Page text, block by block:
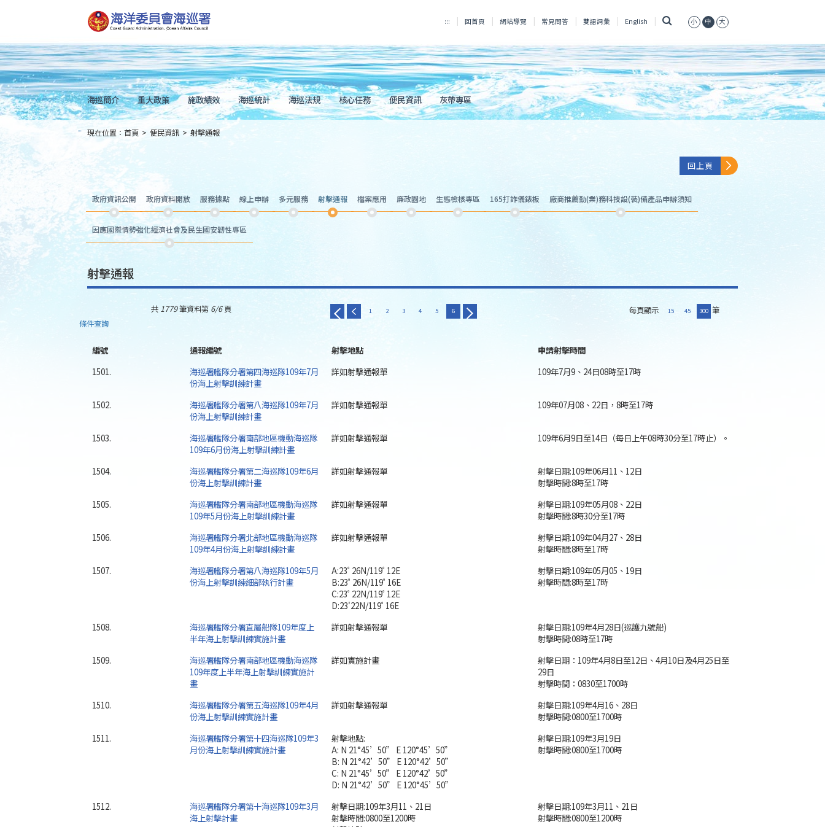
到
主
內
容
Skip
to
main
content
::: 回首頁 網站導覽 常見問答 雙語詞彙 English 小 中 大
海巡簡介 重大政策 施政績效 海巡統計 海巡法規 核心任務 便民資訊 灰帶專區
::: 現在位置： 首頁 > 便民資訊 > 射擊通報
回上頁
政府資訊公開 政府資料開放 服務據點 線上申辦 多元服務 射擊通報 檔案應用 廉政園地 生態檢核專區 165打詐儀錶板 廠商推薦勤(業)務科技設(裝)備產品申辦須知
因應國際情勢強化經濟社會及民生國安韌性專區
射擊通報
共 1779筆資料第 6/6頁 1 2 3 4 5 6 每頁顯示 15 45 300 筆
條件查詢
編號 通報編號 射擊地點
申請射擊時間
1501.
海巡署艦隊分署第四海巡隊109年7月
份海上射擊訓練計畫
詳如射擊通報單 109年7月9、24日08時至17時
1502.
海巡署艦隊分署第八海巡隊109年7月
份海上射擊訓練計畫
詳如射擊通報單 109年07月08、22日，8時至17時
1503.
海巡署艦隊分署南部地區機動海巡隊
109年6月份海上射擊訓練計畫
詳如射擊通報單 109年6月9日至14日（每日上午08時30分至17時止）。
1504.
海巡署艦隊分署第二海巡隊109年6月
份海上射擊訓練計畫
詳如射擊通報單
射擊日期:109年06月11、12日
射擊時間:8時至17時
1505.
海巡署艦隊分署南部地區機動海巡隊
109年5月份海上射擊訓練計畫
詳如射擊通報單
射擊日期:109年05月08、22日
射擊時間:8時30分至17時
1506.
海巡署艦隊分署北部地區機動海巡隊
109年4月份海上射擊訓練計畫
詳如射擊通報單
射擊日期:109年04月27、28日
射擊時間:8時至17時
1507.
海巡署艦隊分署第八海巡隊109年5月
份海上射擊訓練細部執行計畫
A:23ﾟ26N/119ﾟ12E
B:23ﾟ26N/119ﾟ16E
C:23ﾟ22N/119ﾟ12E
D:23'22N/119ﾟ16E
射擊日期:109年05月05、19日
射擊時間:8時至17時
1508.
海巡署艦隊分署直屬船隊109年度上
半年海上射擊訓練實施計畫
詳如射擊通報單
射擊日期:109年4月28日(巡護九號船)
射擊時間:08時至17時
1509.
海巡署艦隊分署南部地區機動海巡隊
109年度上半年海上射擊訓練實施計
畫
詳如實施計畫
射擊日期：109年4月8日至12日、4月10日及4月25日至
29日
射擊時間：0830至1700時
1510.
海巡署艦隊分署第五海巡隊109年4月
份海上射擊訓練實施計畫
詳如射擊通報單
射擊日期:109年4月16、28日
射擊時間:0800至1700時
1511.
海巡署艦隊分署第十四海巡隊109年3
月份海上射擊訓練實施計畫
射擊地點:
A: N 21°45’50” E 120°45’50”
B: N 21°42’50” E 120°42’50”
C: N 21°45’50” E 120°42’50”
D: N 21°42’50” E 120°45’50”
射擊日期:109年3月19日
射擊時間:0800至1700時
1512.
海巡署艦隊分署第十海巡隊109年3月
海上射擊計畫
射擊日期:109年3月11、21日
射擊時間:0800至1200時
射擊日期:109年3月11、21日
射擊時間:0800至1200時